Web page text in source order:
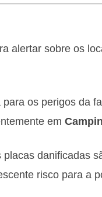
alertar sobre os
para os perigos da
em
placas danificadas
risco para a